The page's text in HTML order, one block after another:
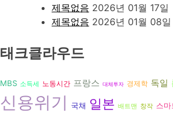
제목없음 2026년 01월 17일
제목없음 2026년 01월 08일
태크클라우드
MBS 소득세 노동시간 프랑스 대체투자 경제학 독일
신용위기 국채 일본 배트맨 창작 스마